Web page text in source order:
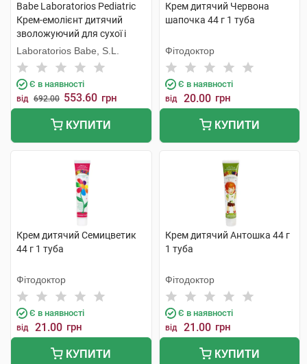
Babe Laboratorios Pediatric
Крем-емолієнт дитячий
зволожуючий для сухої і
атопічної шкіри 200 мл 1
туба
Laboratorios Babe, S.L.
Є в наявності
від 692.00 553.60 грн
КУПИТИ
Крем дитячий Червона
шапочка 44 г 1 туба
Фітодоктор
Є в наявності
від 20.00 грн
КУПИТИ
Крем дитячий Семицветик
44 г 1 туба
Фітодоктор
Є в наявності
від 21.00 грн
КУПИТИ
Крем дитячий Антошка 44 г
1 туба
Фітодоктор
Є в наявності
від 21.00 грн
КУПИТИ